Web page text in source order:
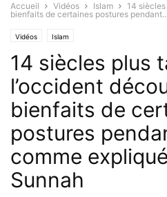
Accueil Vidéos Islam
14
bienfaits de certaines postures
Vidéos Islam
14 siècles plus
l’occident
bienfaits de
postures
comme
Sunnah